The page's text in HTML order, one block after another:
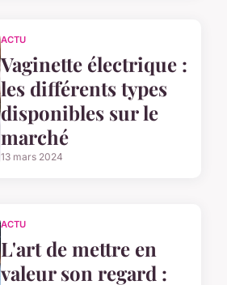
ACTU
Vaginette électrique :
les différents types
disponibles sur le
marché
13 mars 2024
ACTU
L'art de mettre en
valeur son regard :